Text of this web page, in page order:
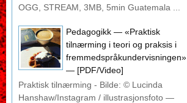
OGG, STREAM, 3MB, 5min Guatemala ...
Pedagogikk — «Praktisk
tilnærming i teori og praksis i
fremmedspråkundervisningen»
— [PDF/Video]
Praktisk tilnærming - Bilde: © Lucinda
Hanshaw/Instagram / illustrasjonsfoto —